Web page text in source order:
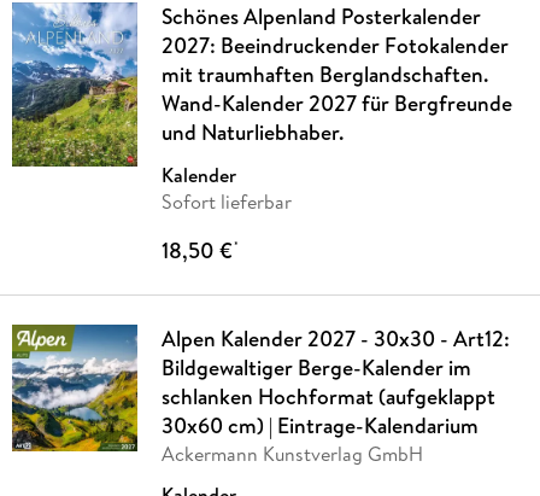
Schönes Alpenland Posterkalender
2027: Beeindruckender Fotokalender
mit traumhaften Berglandschaften.
Wand-Kalender 2027 für Bergfreunde
und Naturliebhaber.
Kalender
Sofort lieferbar
18,50 €*
Alpen Kalender 2027 - 30x30 - Art12:
Bildgewaltiger Berge-Kalender im
schlanken Hochformat (aufgeklappt
30x60 cm) | Eintrage-Kalendarium
Ackermann Kunstverlag GmbH